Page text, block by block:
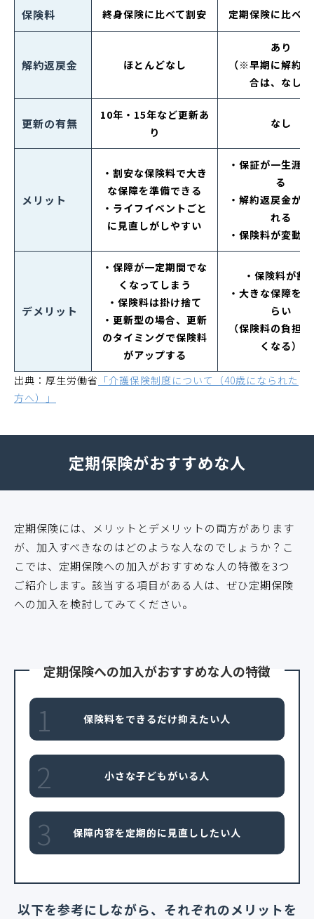
保険料 終身保険に比べて割安 定期保険に比べ
解約返戻金 ほとんどなし
あり
（※早期に解約
合は、なし）
更新の有無
10年・15年など更新あ
り
なし
メリット
・割安な保険料で大き
な保障を準備できる
・ライフイベントごと
に見直しがしやすい
・保証が一生涯
る
・解約返戻金が
れる
・保険料が変動
デメリット
・保障が一定期間でな
くなってしまう
・保険料は掛け捨て
・更新型の場合、更新
のタイミングで保険料
がアップする
・保険料が割
・大きな保障を
らい
（保険料の負担
くなる）
出典：厚生労働省 「介護保険制度について（40歳になられた
方へ）」
定期保険がおすすめな人
定期保険には、メリットとデメリットの両方があります
が、加入すべきなのはどのような人なのでしょうか？こ
こでは、定期保険への加入がおすすめな人の特徴を3つ
ご紹介します。該当する項目がある人は、ぜひ定期保険
への加入を検討してみてください。
定期保険への加入がおすすめな人の特徴
1 保険料をできるだけ抑えたい人
2 小さな子どもがいる人
3 保障内容を定期的に見直ししたい人
以下を参考にしながら、それぞれのメリットを